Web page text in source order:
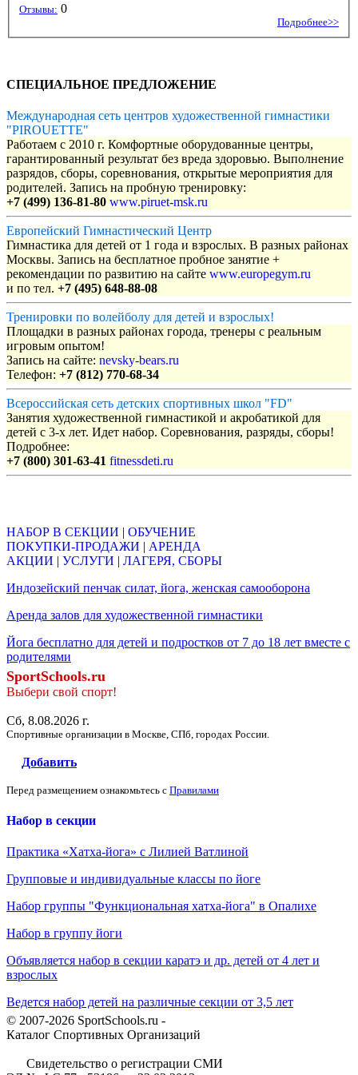
Отзывы: 0
Подробнее>>
СПЕЦИАЛЬНОЕ ПРЕДЛОЖЕНИЕ
Международная сеть центров художественной гимнастики
"PIROUETTE"
Работаем с 2010 г. Комфортные оборудованные центры,
гарантированный результат без вреда здоровью. Выполнение
разрядов, сборы, соревнования, открытые мероприятия для
родителей. Запись на пробную тренировку:
+7 (499) 136-81-80 www.piruet-msk.ru
Европейский Гимнастический Центр
Гимнастика для детей от 1 года и взрослых. В разных районах
Москвы. Запись на бесплатное пробное занятие +
рекомендации по развитию на сайте www.europegym.ru
и по тел. +7 (495) 648-88-08
Тренировки по волейболу для детей и взрослых!
Площадки в разных районах города, тренеры с реальным
игровым опытом!
Запись на сайте: nevsky-bears.ru
Телефон: +7 (812) 770-68-34
Всероссийская сеть детских спортивных школ "FD"
Занятия художественной гимнастикой и акробатикой для
детей с 3-х лет. Идет набор. Соревнования, разряды, сборы!
Подробнее:
+7 (800) 301-63-41 fitnessdeti.ru
НАБОР В СЕКЦИИ | ОБУЧЕНИЕ
ПОКУПКИ-ПРОДАЖИ | АРЕНДА
АКЦИИ | УСЛУГИ | ЛАГЕРЯ, СБОРЫ
Индозейский пенчак силат, йога, женская самооборона
Аренда залов для художественной гимнастики
Йога бесплатно для детей и подростков от 7 до 18 лет вместе с
родителями
SportSchools.ru
Выбери свой спорт!
Сб, 8.08.2026 г.
Спортивные организации в Москве, СПб, городах России.
Добавить
Перед размещением ознакомьтесь с Правилами
Набор в секции
Практика «Хатха-йога» с Лилией Ватлиной
Групповые и индивидуальные классы по йоге
Набор группы "Функциональная хатха-йога" в Опалихе
Набор в группу йоги
Объявляется набор в секции каратэ и др. детей от 4 лет и
взрослых
Ведется набор детей на различные секции от 3,5 лет
© 2007-2026 SportSchools.ru -
Каталог Спортивных Организаций
Свидетельство о регистрации СМИ